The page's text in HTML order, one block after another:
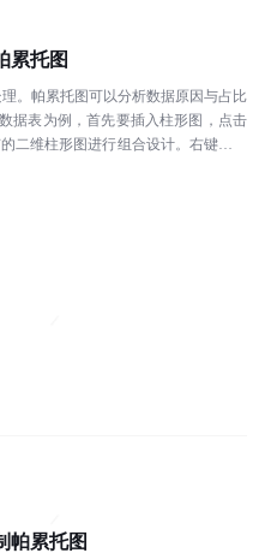
累托图
。帕累托图可以分析数据原因与占比
据表为例，首先要插入柱形图，点击
二维柱形图进行组合设计。右键点击
帕累托图